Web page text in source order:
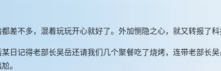
差不多，混着玩玩开心就好了。外加恻隐之心，就又转报了
日记得老部长吴岳还请我们几个聚餐吃了烧烤，连带老部
。